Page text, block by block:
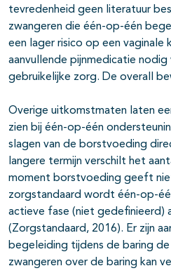
tevredenheid geen literatuur
zwangeren die één-op-één
een lager risico op een vaginale
aanvullende pijnmedicatie
gebruikelijke zorg. De overall
Overige uitkomstmaten laten
zien bij één-op-één
slagen van de borstvoeding
langere termijn verschilt het
moment borstvoeding geeft
zorgstandaard wordt één-op-
actieve fase (niet gedefinieerd)
(Zorgstandaard, 2016). Er zijn
begeleiding tijdens de baring
zwangeren over de baring kan